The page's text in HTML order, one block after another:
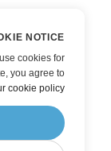
NOTICE
use cookies for
you agree to
our cookie policy